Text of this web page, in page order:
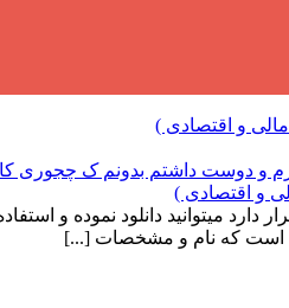
و اقتصادی )
است که نام و مشخصات [...]